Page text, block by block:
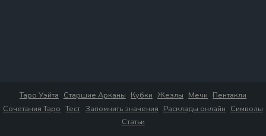
Таро Уэйта Старшие Арканы Кубки Жезлы Мечи Пентакли
Сочетания Таро Тест Запомнить значения Расклады онлайн Символы
Статьи